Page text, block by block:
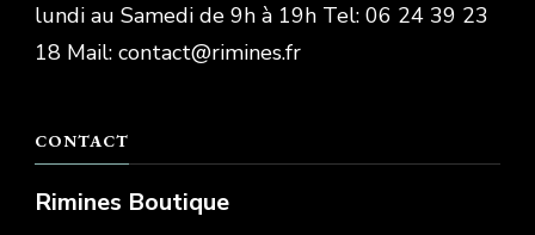
lundi au Samedi de 9h à 19h Tel: 06 24 39 23
18 Mail: contact@rimines.fr
CONTACT
Rimines Boutique